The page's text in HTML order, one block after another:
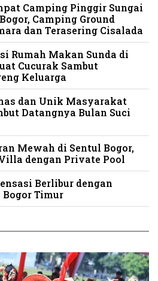
Camping Pinggir Sungai
Camping Ground
dan Terasering Cisalada
Rumah Makan Sunda di
Cucurak Sambut
Keluarga
dan Unik Masyarakat
Datangnya Bulan Suci
Mewah di Sentul Bogor,
dengan Private Pool
Berlibur dengan
Timur